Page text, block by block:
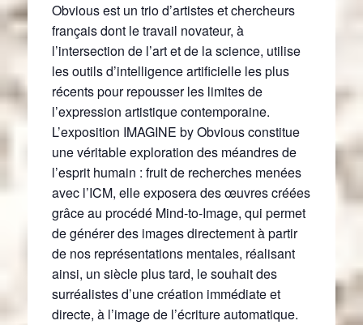
Obvious est un trio d’artistes et chercheurs
français dont le travail novateur, à
l’intersection de l’art et de la science, utilise
les outils d’intelligence artificielle les plus
récents pour repousser les limites de
l’expression artistique contemporaine.
L’exposition IMAGINE by Obvious constitue
une véritable exploration des méandres de
l’esprit humain : fruit de recherches menées
avec l’ICM, elle exposera des œuvres créées
grâce au procédé Mind-to-Image, qui permet
de générer des images directement à partir
de nos représentations mentales, réalisant
ainsi, un siècle plus tard, le souhait des
surréalistes d’une création immédiate et
directe, à l’image de l’écriture automatique.